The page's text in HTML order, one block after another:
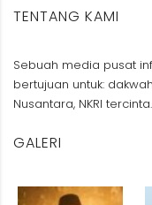
TENTANG KAMI
Sebuah media pusat
bertujuan untuk:
Nusantara, NKRI tercinta.
GALERI